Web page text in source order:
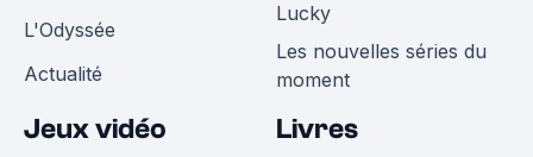
L'Odyssée
Actualité
Lucky
Les nouvelles séries du
moment
Jeux vidéo Livres